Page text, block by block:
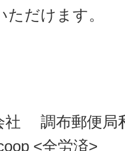
だけます。
社 調布郵便局
<全労済>